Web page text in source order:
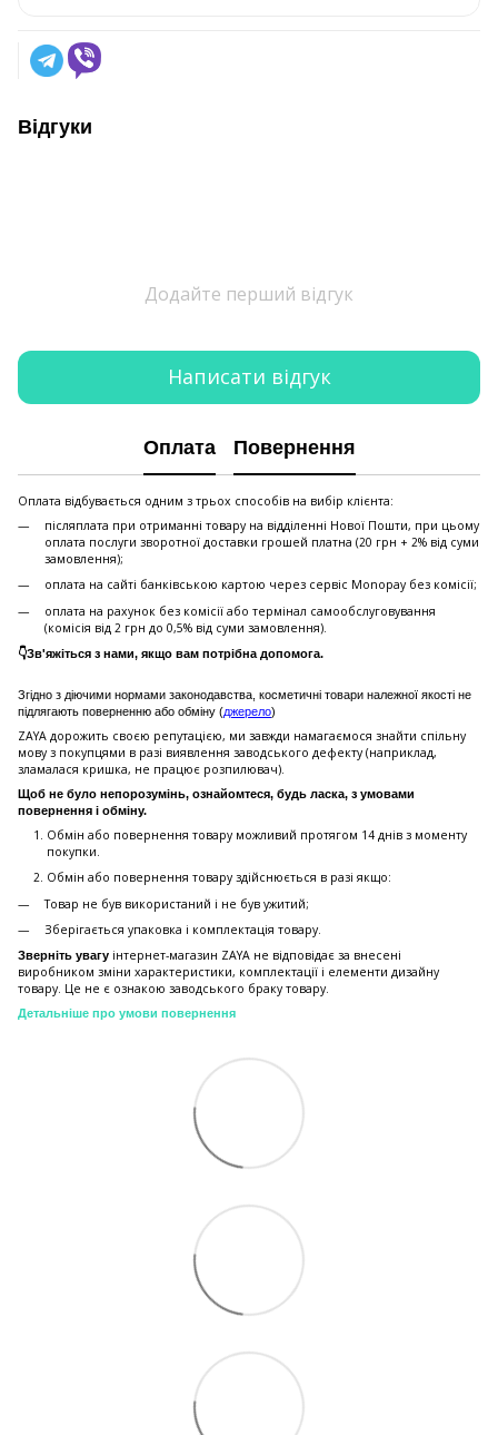
Відгуки
Додайте перший відгук
Написати відгук
Оплата Повернення
Оплата відбувається одним з трьох способів на вибір клієнта:
післяплата при отриманні товару на відділенні Нової Пошти, при цьому
оплата послуги зворотної доставки грошей платна (20 грн + 2% від суми
замовлення);
оплата на сайті банківською картою через сервіс Monopay без комісії;
оплата на рахунок без комісії або термінал самообслуговування
(комісія від 2 грн до 0,5% від суми замовлення).
👇Зв'яжіться з нами, якщо вам потрібна допомога.
Згідно з діючими нормами законодавства, косметичні товари належної якості не
підлягають поверненню або обміну (джерело)
ZAYA дорожить своєю репутацією, ми завжди намагаємося знайти спільну
мову з покупцями в разі виявлення заводського дефекту (наприклад,
зламалася кришка, не працює розпилювач).
Щоб не було непорозумінь, ознайомтеся, будь ласка, з умовами
повернення і обміну.
Обмін або повернення товару можливий протягом 14 днів з моменту
покупки.
Обмiн або повернення товару здійснюється в разі якщо:
Товар не був використаний і не був ужитий;
Зберiгається упаковка і комплектація товару.
Зверніть увагу інтернет-магазин ZAYA не відповідає за внесені
виробником зміни характеристики, комплектації і елементи дизайну
товару. Це не є ознакою заводського браку товару.
Детальніше про умови повернення